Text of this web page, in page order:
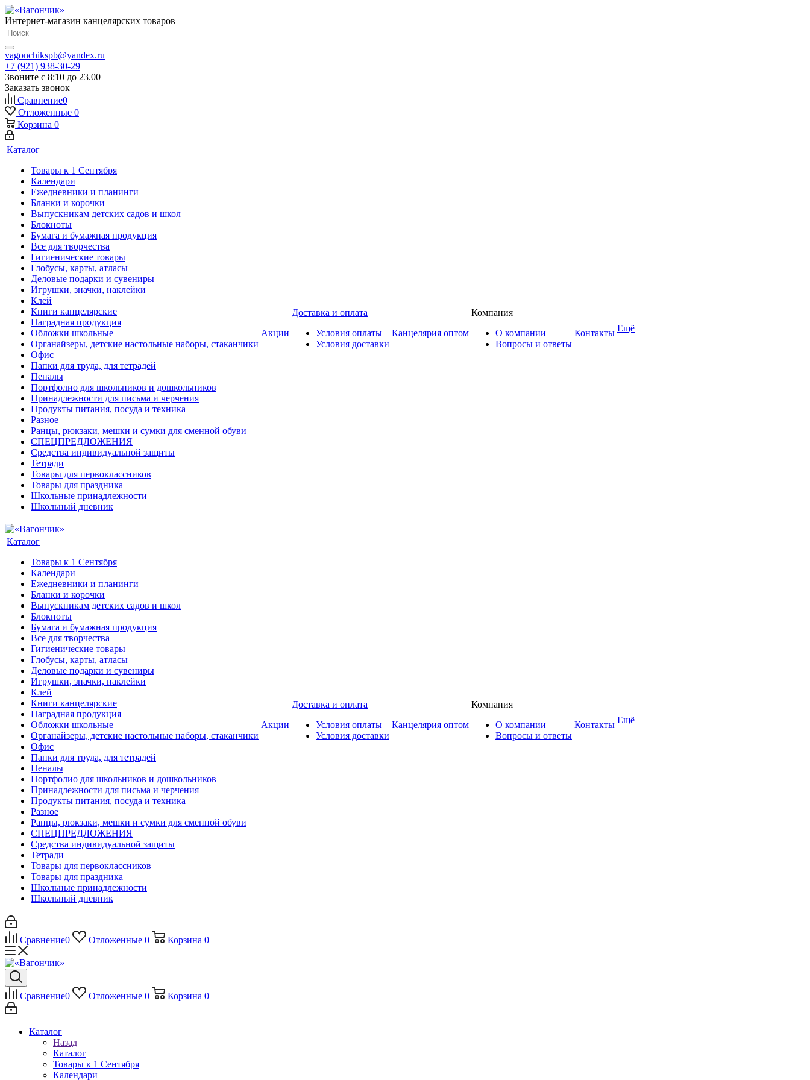
Интернет-магазин канцелярских товаров
vagonchikspb@yandex.ru
+7 (921) 938-30-29
Звоните с 8:10 до 23.00
Заказать звонок
Сравнение0
Отложенные 0
Корзина 0
Каталог
Товары к 1 Сентября
Календари
Ежедневники и планинги
Бланки и корочки
Выпускникам детских садов и школ
Блокноты
Бумага и бумажная продукция
Все для творчества
Гигиенические товары
Глобусы, карты, атласы
Деловые подарки и сувениры
Игрушки, значки, наклейки
Клей
Книги канцелярские
Наградная продукция
Обложки школьные
Органайзеры, детские настольные наборы, стаканчики
Офис
Папки для труда, для тетрадей
Пеналы
Портфолио для школьников и дошкольников
Принадлежности для письма и черчения
Продукты питания, посуда и техника
Разное
Ранцы, рюкзаки, мешки и сумки для сменной обуви
СПЕЦПРЕДЛОЖЕНИЯ
Средства индивидуальной защиты
Тетради
Товары для первоклассников
Товары для праздника
Школьные принадлежности
Школьный дневник
Акции
Доставка и оплата
Условия оплаты
Условия доставки
Канцелярия оптом
Компания
О компании
Вопросы и ответы
Контакты Ещё
Каталог
Товары к 1 Сентября
Календари
Ежедневники и планинги
Бланки и корочки
Выпускникам детских садов и школ
Блокноты
Бумага и бумажная продукция
Все для творчества
Гигиенические товары
Глобусы, карты, атласы
Деловые подарки и сувениры
Игрушки, значки, наклейки
Клей
Книги канцелярские
Наградная продукция
Обложки школьные
Органайзеры, детские настольные наборы, стаканчики
Офис
Папки для труда, для тетрадей
Пеналы
Портфолио для школьников и дошкольников
Принадлежности для письма и черчения
Продукты питания, посуда и техника
Разное
Ранцы, рюкзаки, мешки и сумки для сменной обуви
СПЕЦПРЕДЛОЖЕНИЯ
Средства индивидуальной защиты
Тетради
Товары для первоклассников
Товары для праздника
Школьные принадлежности
Школьный дневник
Акции
Доставка и оплата
Условия оплаты
Условия доставки
Канцелярия оптом
Компания
О компании
Вопросы и ответы
Контакты Ещё
Сравнение0 Отложенные 0 Корзина 0
Сравнение0 Отложенные 0 Корзина 0
Каталог
Назад
Каталог
Товары к 1 Сентября
Календари